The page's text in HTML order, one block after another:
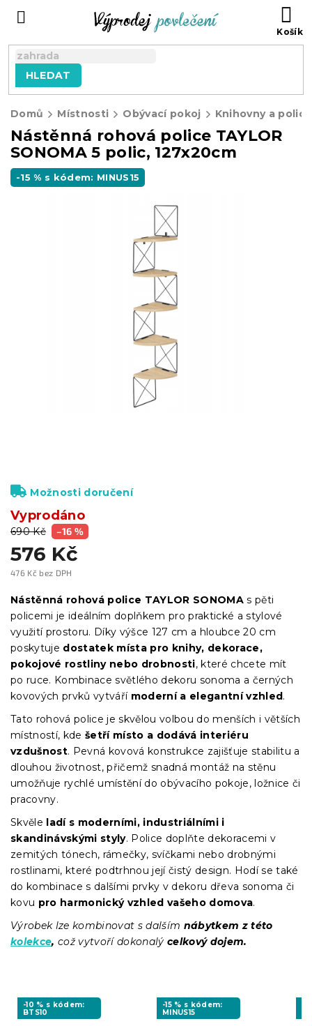
HLEDAT
Domů Místnosti Obývací pokoj Knihovny a police
Nástěnná rohová police TAYLOR
SONOMA 5 polic, 127x20cm
-15 % s kódem: MINUS15
690 Kč –16 %
576 Kč
476 Kč bez DPH
cena:
Vyprodáno
Možnosti doručení
Nástěnná rohová police TAYLOR SONOMA s pěti
policemi je ideálním doplňkem pro praktické a stylové
využití prostoru. Díky výšce 127 cm a hloubce 20 cm
poskytuje dostatek místa pro knihy, dekorace,
pokojové rostliny nebo drobnosti, které chcete mít
po ruce. Kombinace světlého dekoru sonoma a černých
kovových prvků vytváří moderní a elegantní vzhled.
Tato rohová police je skvělou volbou do menších i větších
místností, kdešetří místo a dodává interiéru
vzdušnost. Pevná kovová konstrukce zajišťuje stabilitu a
dlouhou životnost, přičemž snadná montáž na stěnu
umožňuje rychlé umístění do obývacího pokoje, ložnice či
pracovny.
Skvěle ladí s moderními, industriálními i
skandinávskými styly. Police doplňte dekoracemi v
zemitých tónech, rámečky, svíčkami nebo drobnými
rostlinami, které podtrhnou její čistý design. Hodí se také
do kombinace s dalšími prvky v dekoru dřeva sonoma či
kovu pro harmonický vzhled vašeho domova.
Výrobek lze kombinovat s dalším nábytkem z této
kolekce, což vytvoří dokonalýcelkový dojem.
-10 % s kódem:
BTS10
-15 % s kódem:
MINUS15